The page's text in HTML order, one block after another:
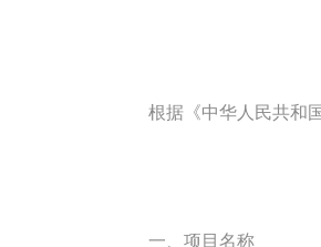
根据《中华人民共和
一、项目名称